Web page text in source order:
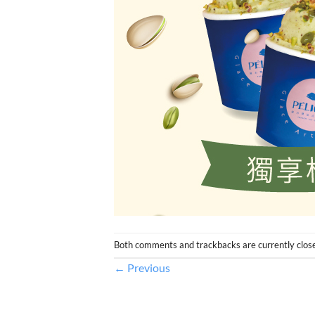
Both comments and trackbacks are currently
← Previous